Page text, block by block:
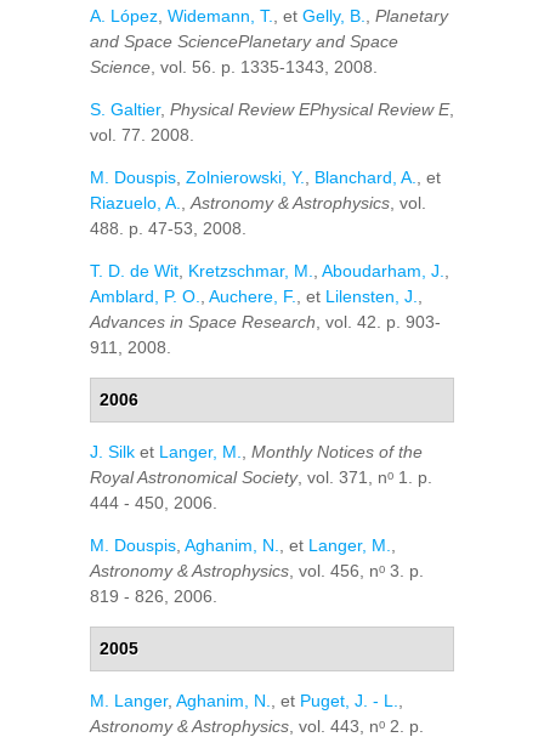
A. López Widemann, T. , et Gelly, B.
Planetary
and Space SciencePlanetary and Space
Science , vol. 56. p. 1335-1343, 2008.
S. Galtier, Physical Review EPhysical Review E,
vol. 77. 2008.
M. Douspis Zolnierowski, Y. Blanchard, A.
, et
Riazuelo, A.
Astronomy & Astrophysics , vol.
488. p. 47-53, 2008.
T. D. de Wit Kretzschmar, M. Aboudarham, J.
Amblard, P. O.
Auchere, F. , et Lilensten, J.
Advances in Space Research , vol. 42. p. 903-
911, 2008.
2006
J. Silk et Langer, M.
Monthly Notices of the
Royal Astronomical Society, vol. 371, nᵒ 1. p.
444 - 450, 2006.
M. Douspis Aghanim, N. , et Langer, M.
Astronomy & Astrophysics , vol. 456, nᵒ 3. p.
819 - 826, 2006.
2005
M. Langer, Aghanim, N. , et Puget, J. - L.
Astronomy & Astrophysics , vol. 443, nᵒ 2. p.